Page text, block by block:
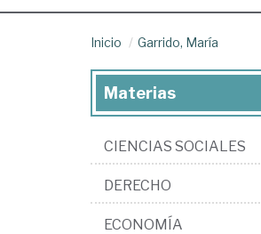
Inicio Garrido, María
Materias
CIENCIAS SOCIALES
DERECHO
ECONOMÍA